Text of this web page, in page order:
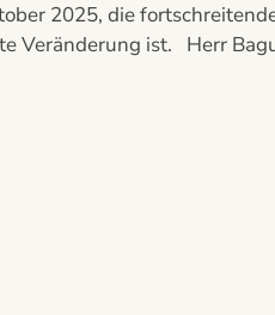
2025, die
Veränderung ist. Herr